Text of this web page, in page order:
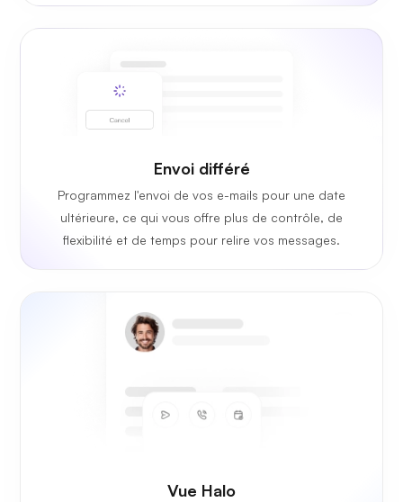
Envoi différé
Programmez l'envoi de vos e-mails pour une date
ultérieure, ce qui vous offre plus de contrôle, de
flexibilité et de temps pour relire vos messages.
Vue Halo